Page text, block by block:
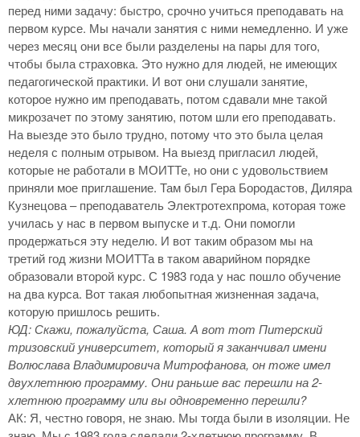
перед ними задачу: быстро, срочно учиться преподавать на
первом курсе. Мы начали занятия с ними немедленно. И уже
через месяц они все были разделены на пары для того,
чтобы была страховка. Это нужно для людей, не имеющих
педагогической практики. И вот они слушали занятие,
которое нужно им преподавать, потом сдавали мне такой
микрозачет по этому занятию, потом шли его преподавать.
На выезде это было трудно, потому что это была целая
неделя с полным отрывом. На выезд пригласил людей,
которые не работали в МОИТТе, но они с удовольствием
приняли мое приглашение. Там был Гера Бородастов, Диляра
Кузнецова – преподаватель Электротехпрома, которая тоже
училась у нас в первом выпуске и т.д. Они помогли
продержаться эту неделю. И вот таким образом мы на
третий год жизни МОИТТа в таком аварийном порядке
образовали второй курс. С 1983 года у нас пошло обучение
на два курса. Вот такая любопытная жизненная задача,
которую пришлось решить.
ЮД: Скажи, пожалуйста, Саша. А вот тот Питерский
тризовский университет, который я заканчивал имени
Волюслава Владимировича Митрофанова, он тоже имел
двухлетнюю программу. Они раньше вас перешли на 2-
хлетнюю программу или вы одновременно перешли?
АК: Я, честно говоря, не знаю. Мы тогда были в изоляции. Не